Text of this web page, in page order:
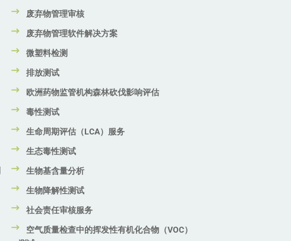
RCS、CCS、OCS）
羽毛和羽绒来源可追溯性检测
耐久性测试及验证标记
过敏原检测
零废弃至填埋认证
非转基因及有机棉检测
废弃物管理审核
废弃物管理软件解决方案
微塑料检测
排放测试
欧洲药物监管机构森林砍伐影响评估
毒性测试
生命周期评估（LCA）服务
生态毒性测试
生物基含量分析
生物降解性测试
社会责任审核服务
空气质量检查中的挥发性有机化合物（VOC）